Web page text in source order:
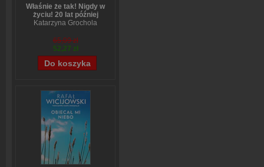
Właśnie że tak! Nigdy w
życiu! 20 lat później
Katarzyna Grochola
65,09 zł
52,27 zł